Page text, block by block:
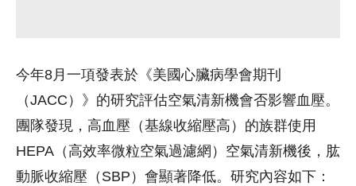
今年8月一項發表於《美國心臟病學會期刊
（JACC）》的研究評估空氣清新機會否影響血壓。
團隊發現，高血壓（基線收縮壓高）的族群使用
HEPA（高效率微粒空氣過濾網）空氣清新機後，肱
動脈收縮壓（SBP）會顯著降低。研究內容如下：